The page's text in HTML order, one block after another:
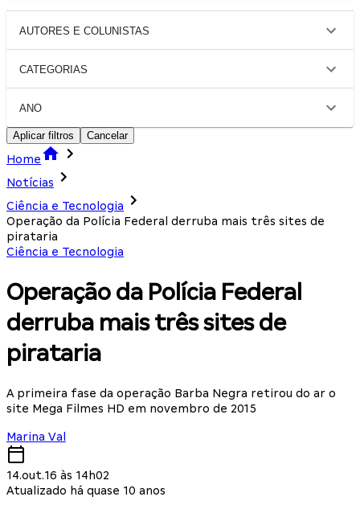
AUTORES E COLUNISTAS
CATEGORIAS
ANO
Aplicar filtros Cancelar
Home
Notícias
Ciência e Tecnologia
Operação da Polícia Federal derruba mais três sites de
pirataria
Ciência e Tecnologia
Operação da Polícia Federal
derruba mais três sites de
pirataria
A primeira fase da operação Barba Negra retirou do ar o
site Mega Filmes HD em novembro de 2015
Marina Val
14.out.16 às 14h02
Atualizado há quase 10 anos